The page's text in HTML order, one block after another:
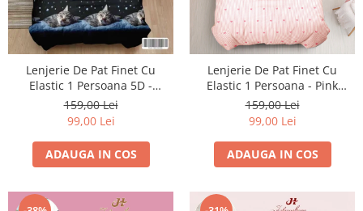
Lenjerie De Pat Finet Cu
Elastic 1 Persoana 5D -
Pisicuta Somnoroasa
159,00 Lei
99,00 Lei
ADAUGA IN COS
Lenjerie De Pat Finet Cu
Elastic 1 Persoana - Pink
Inimioare
159,00 Lei
99,00 Lei
ADAUGA IN COS